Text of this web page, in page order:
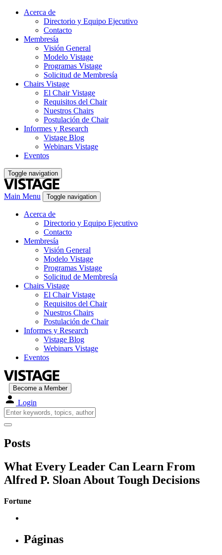
Acerca de
Directorio y Equipo Ejecutivo
Contacto
Membresía
Visión General
Modelo Vistage
Programas Vistage
Solicitud de Membresía
Chairs Vistage
El Chair Vistage
Requisitos del Chair
Nuestros Chairs
Postulación de Chair
Informes y Research
Vistage Blog
Webinars Vistage
Eventos
Toggle navigation
Main Menu Toggle navigation
Acerca de
Directorio y Equipo Ejecutivo
Contacto
Membresía
Visión General
Modelo Vistage
Programas Vistage
Solicitud de Membresía
Chairs Vistage
El Chair Vistage
Requisitos del Chair
Nuestros Chairs
Postulación de Chair
Informes y Research
Vistage Blog
Webinars Vistage
Eventos
Become a Member
Login
Posts
What Every Leader Can Learn From
Alfred P. Sloan About Tough Decisions
Fortune
Páginas